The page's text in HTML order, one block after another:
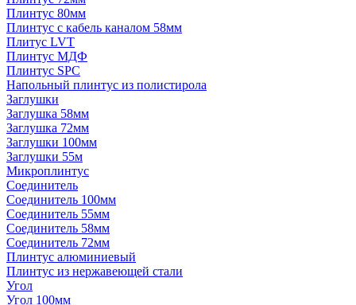
Плинтус 80мм
Плинтус с кабель каналом 58мм
Плитус LVT
Плинтус МДФ
Плинтус SPC
Напольный плинтус из полистирола
Заглушки
Заглушка 58мм
Заглушка 72мм
Заглушки 100мм
Заглушки 55м
Микроплинтус
Соединитель
Соединитель 100мм
Соединитель 55мм
Соединитель 58мм
Соединитель 72мм
Плинтус алюминиевый
Плинтус из нержавеющей стали
Угол
Угол 100мм